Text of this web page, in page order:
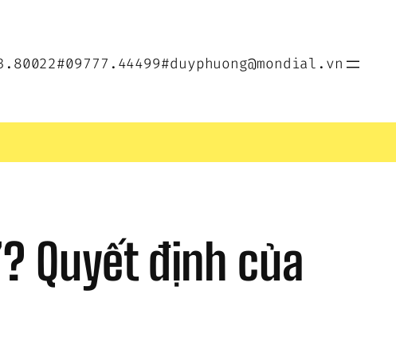
#09777.44499#duyphuong@mondial.vn
Quyết định của